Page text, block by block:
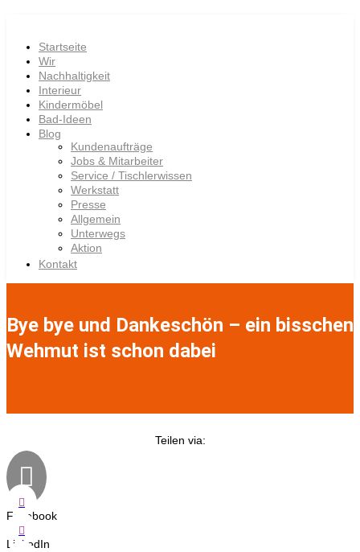
Startseite
Wir
Nachhaltigkeit
Interieur
Kindermöbel
Bad-Ideen
Blog
Kundenaufträge
Jobs & Mitarbeiter
Service / Tischlerwissen
Werkstatt
Presse
Allgemein
Unterwegs
Aktion
Kontakt
Bye bye und Dankeschön – ein bisschen
Wehmut ist schon dabei
Teilen via:


Facebook

LinkedIn